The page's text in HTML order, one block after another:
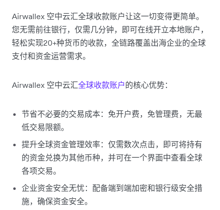
Airwallex 空中云汇全球收款账户让这一切变得更简单。
您无需前往银行，仅需几分钟，即可在线开立本地账户，
轻松实现20+种货币的收款，全链路覆盖出海企业的全球
支付和资金运营需求。
Airwallex 空中云汇全球收款账户的核心优势：
节省不必要的交易成本：免开户费，免管理费，无最
低交易限额。
提升全球资金管理效率：仅需数次点击，即可将持有
的资金兑换为其他币种，并可在一个界面中查看全球
各项交易。
企业资金安全无忧：配备端到端加密和银行级安全措
施，确保资金安全。